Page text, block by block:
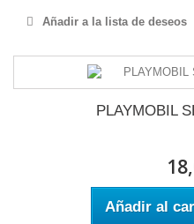
Añadir a la lista de deseos
PLAYMOBIL
Añadir al